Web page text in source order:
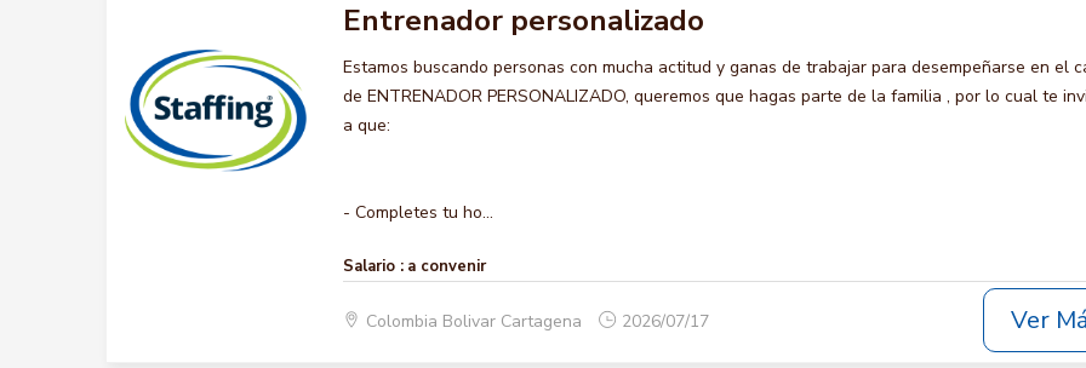
Entrenador personalizado
Estamos buscando personas con mucha actitud y ganas de trabajar para desempeñarse en el
de ENTRENADOR PERSONALIZADO, queremos que hagas parte de la familia , por lo cual te
a que:
- Completes tu ho...
Salario : a convenir
Colombia Bolivar Cartagena 2026/07/17 Ver